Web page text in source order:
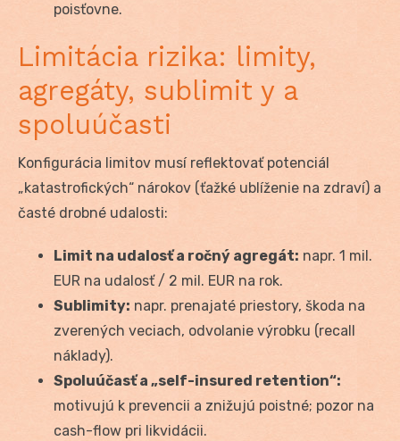
poisťovne.
Limitácia rizika: limity,
agregáty, sublimit y a
spoluúčasti
Konfigurácia limitov musí reflektovať potenciál
„katastrofických“ nárokov (ťažké ublíženie na zdraví) a
časté drobné udalosti:
Limit na udalosť a ročný agregát: napr. 1 mil.
EUR na udalosť / 2 mil. EUR na rok.
Sublimity: napr. prenajaté priestory, škoda na
zverených veciach, odvolanie výrobku (recall
náklady).
Spoluúčasť a „self-insured retention“:
motivujú k prevencii a znižujú poistné; pozor na
cash-flow pri likvidácii.